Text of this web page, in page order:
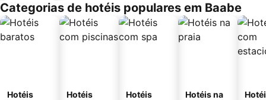
Categorias de hotéis populares em Baabe
Hotéis
Hotéis
Hotéis
Hotéis na